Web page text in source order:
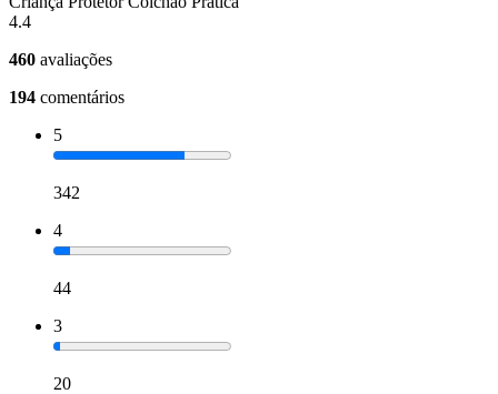
4.4
460 avaliações
194 comentários
5
342
4
44
3
20